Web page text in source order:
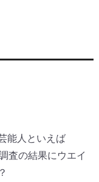
能人といえば
査の結果にウエイ